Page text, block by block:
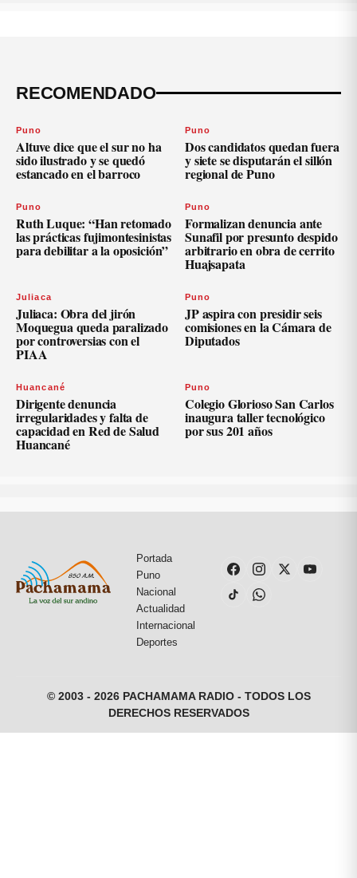
RECOMENDADO
Puno
Altuve dice que el sur no ha
sido ilustrado y se quedó
estancado en el barroco
Puno
Dos candidatos quedan fuera
y siete se disputarán el sillón
regional de Puno
Puno
Ruth Luque: “Han retomado
las prácticas fujimontesinistas
para debilitar a la oposición”
Puno
Formalizan denuncia ante
Sunafil por presunto despido
arbitrario en obra de cerrito
Huajsapata
Juliaca
Juliaca: Obra del jirón
Moquegua queda paralizado
por controversias con el
PIAA
Puno
JP aspira con presidir seis
comisiones en la Cámara de
Diputados
Huancané
Dirigente denuncia
irregularidades y falta de
capacidad en Red de Salud
Huancané
Puno
Colegio Glorioso San Carlos
inaugura taller tecnológico
por sus 201 años
Portada
Puno
Nacional
Actualidad
Internacional
Deportes
© 2003 - 2026 PACHAMAMA RADIO - TODOS LOS
DERECHOS RESERVADOS